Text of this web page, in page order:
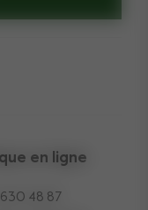
en ligne
630 48 87